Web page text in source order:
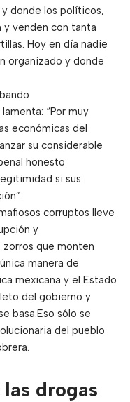
donde los políticos,
y venden con tanta
Hoy en día nadie
organizado y donde
“Por muy
económicas del
su considerable
honesto
si sus
corruptos lleve
y
que monten
manera de
mexicana y el Estado
del gobierno y
basa.Eso sólo se
del pueblo
drogas